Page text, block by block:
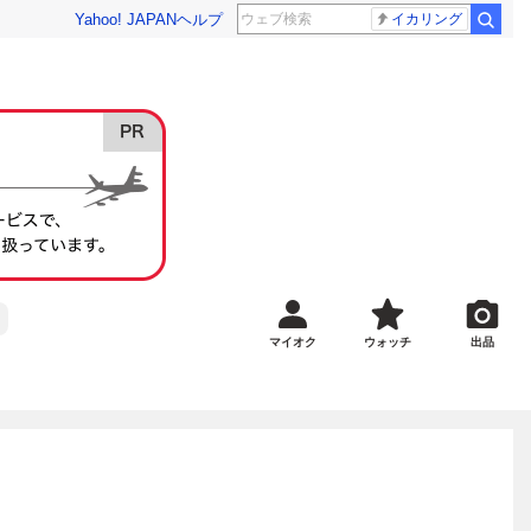
Yahoo! JAPANヘルプ イカリング
マイオク ウォッチ 出品